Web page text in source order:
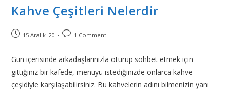
Kahve Çeşitleri Nelerdir
15 Aralık '20 1 Comment
Gün içerisinde arkadaşlarınızla oturup sohbet etmek için
gittiğiniz bir kafede, menüyü istediğinizde onlarca kahve
çeşidiyle karşılaşabilirsiniz. Bu kahvelerin adını bilmenizin yanı